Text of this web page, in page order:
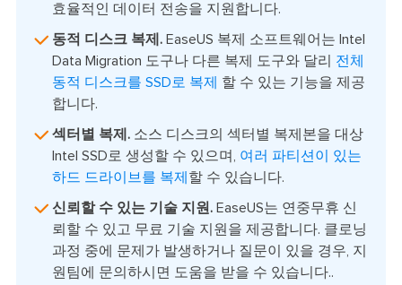
효율적인 데이터 전송을 지원합니다.
동적 디스크 복제.EaseUS 복제 소프트웨어는 Intel
Data Migration 도구나 다른 복제 도구와 달리 전체
동적 디스크를 SSD로 복제
할 수 있는 기능을 제공
합니다.
섹터별 복제.소스 디스크의 섹터별 복제본을 대상
Intel SSD로 생성할 수 있으며, 여러 파티션이 있는
하드 드라이브를 복제 할 수 있습니다.
신뢰할 수 있는 기술 지원.EaseUS는 연중무휴 신
뢰할 수 있고 무료 기술 지원을 제공합니다. 클로닝
과정 중에 문제가 발생하거나 질문이 있을 경우, 지
원팀에 문의하시면 도움을 받을 수 있습니다..